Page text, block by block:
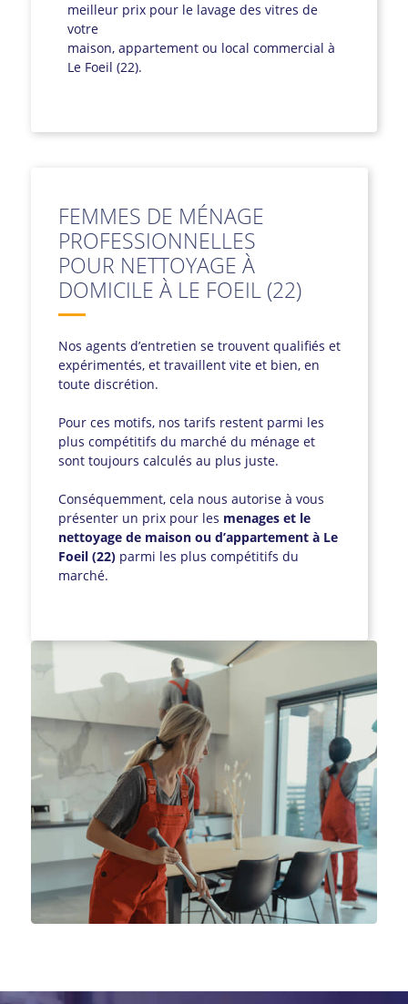
meilleur prix pour le lavage des vitres de
votre
maison, appartement ou local commercial à
Le Foeil (22).
FEMMES DE MÉNAGE
PROFESSIONNELLES
POUR NETTOYAGE À
DOMICILE À LE FOEIL (22)
Nos agents d’entretien se trouvent qualifiés et
expérimentés, et travaillent vite et bien, en
toute discrétion.
Pour ces motifs, nos tarifs restent parmi les
plus compétitifs du marché du ménage et
sont toujours calculés au plus juste.
Conséquemment, cela nous autorise à vous
présenter un prix pour les menages et le
nettoyage de maison ou d’appartement à Le
Foeil (22) parmi les plus compétitifs du
marché.